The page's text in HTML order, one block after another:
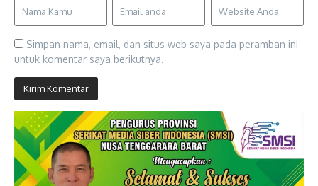
Simpan nama, email, dan situs web saya pada peramban ini
untuk komentar saya berikutnya.